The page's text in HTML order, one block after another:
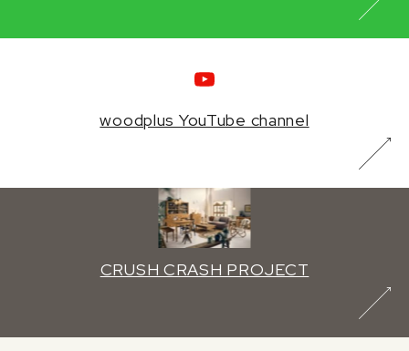
woodplus YouTube channel
CRUSH CRASH PROJECT